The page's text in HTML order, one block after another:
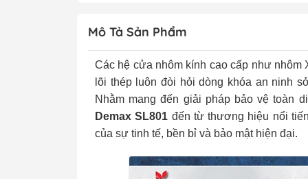
Mô Tả Sản Phẩm
Các hệ cửa nhôm kính cao cấp như nhôm
lõi thép luôn đòi hỏi dòng khóa an ninh
Nhằm mang đến giải pháp bảo vệ toàn
Demax SL801 đến từ thương hiệu nổi
của sự tinh tế, bền bỉ và bảo mật hiện đại.